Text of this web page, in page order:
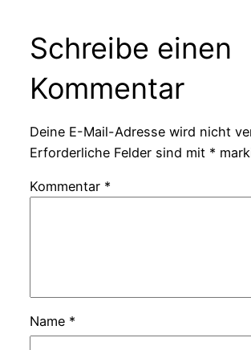
Schreibe einen
Kommentar
Deine E-Mail-Adresse wird nicht
Erforderliche Felder sind mit *
Kommentar *
Name *